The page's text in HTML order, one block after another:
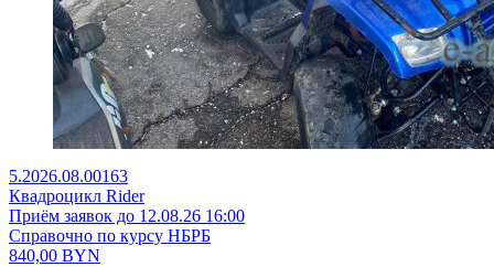
5.2026.08.00163
Квадроцикл Rider
Приём заявок до 12.08.26 16:00
Справочно по курсу НБРБ
840,00 BYN